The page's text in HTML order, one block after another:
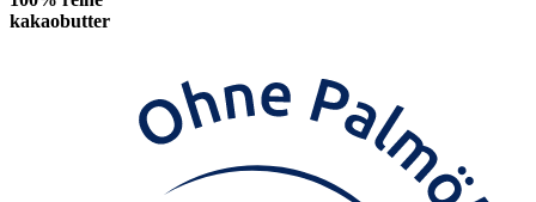
kakaobutter